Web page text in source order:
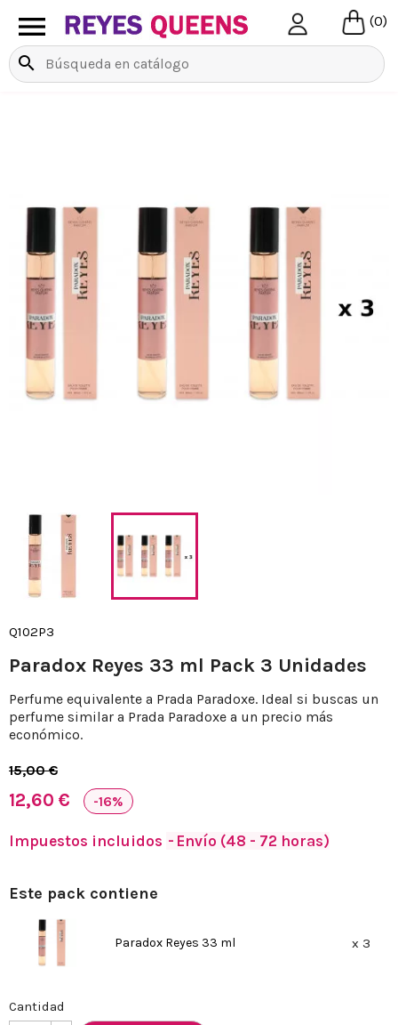
 (0)
search
Q102P3
Paradox Reyes 33 ml Pack 3 Unidades
Perfume equivalente a Prada Paradoxe. Ideal si buscas un
perfume similar a Prada Paradoxe a un precio más
económico.
15,00 €
12,60 € -16%
Impuestos incluidos Envío (48 - 72 horas)
Este pack contiene
Paradox Reyes 33 ml x 3
Cantidad